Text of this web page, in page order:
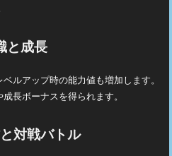
と成長
ルアップ時の能力値も増加します。
長ボーナスを得られます。
対戦バトル